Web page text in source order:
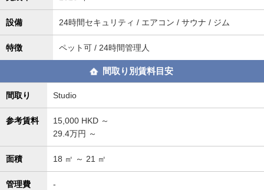
設備 24時間セキュリティ / エアコン / サウナ / ジム
特徴 ペット可 / 24時間管理人
間取り別賃料目安
間取り Studio
参考賃料 15,000 HKD ～
29.4万円 ～
面積 18 ㎡ ～ 21 ㎡
管理費 -